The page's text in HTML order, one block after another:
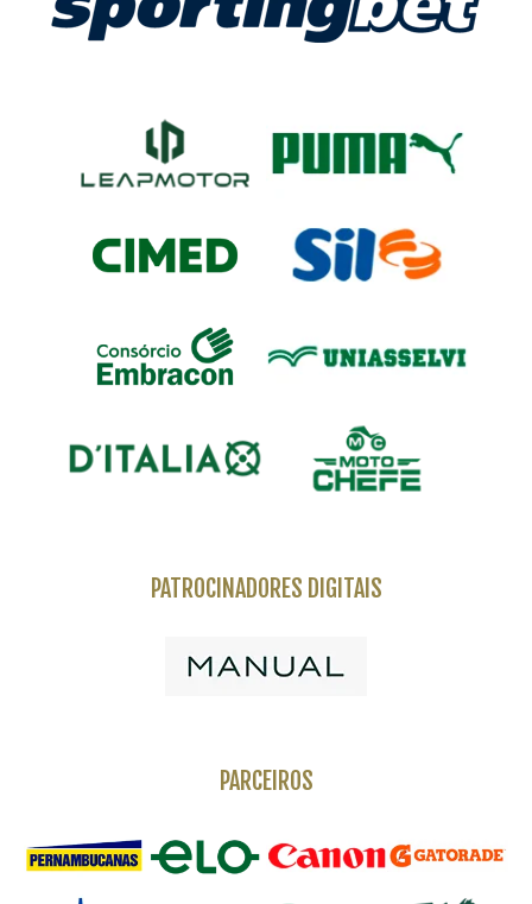
PATROCINADORES DIGITAIS
PARCEIROS